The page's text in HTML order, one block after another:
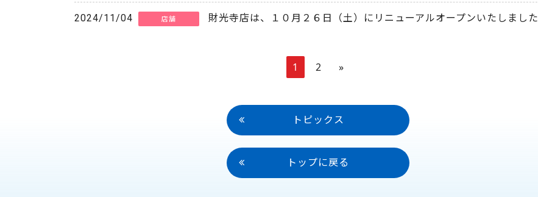
2024/11/04 店舗 財光寺店は、１０月２６日（土）にリニューアルオープンいたしました
1 2 »
トピックス
トップに戻る